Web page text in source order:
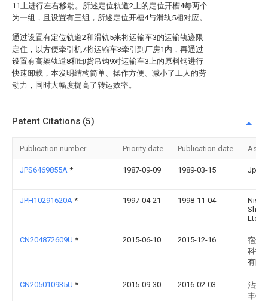
11上进行左右移动。所述定位轨道2上的定位开槽4每两个
为一组，且设置有三组，所述定位开槽4与滑轨5相对应。
通过设置有定位轨道2和滑轨5来将运输车3的运输轨迹限
定住，以方便牵引机7将运输车3牵引到厂房1内，再通过
设置有高架轨道8和卸货吊钩9对运输车3上的原料钢进行
快速卸载，本发明结构简单、操作方便、减小了工人的劳
动力，同时大幅度提高了转运效率。
Patent Citations (5)
Publication number Priority date Publication date
JPS6469855A * 1987-09-09 1989-03-15 Jpe
JPH10291620A * 1997-04-21 1998-11-04
Ltd
CN204872609U * 2015-06-10 2015-12-16
宿迁
科技
有限
CN205010935U * 2015-09-30 2016-02-03
沾益
丰铝